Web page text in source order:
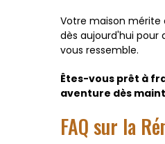
Votre maison mérite
dès aujourd'hui pour
vous ressemble.
Êtes-vous prêt à
aventure dès
FAQ sur la